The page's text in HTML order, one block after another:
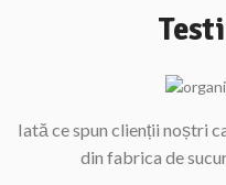
Iată ce spun clienții noștri
din fabrica de